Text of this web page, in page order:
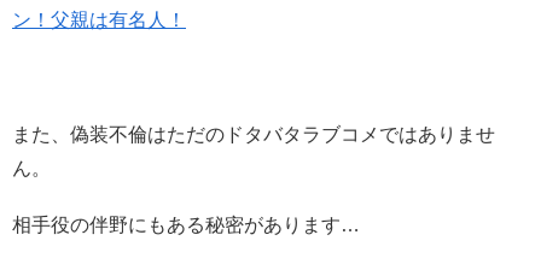
ン！父親は有名人！
また、偽装不倫はただのドタバタラブコメではありませ
ん。
相手役の伴野にもある秘密があります…